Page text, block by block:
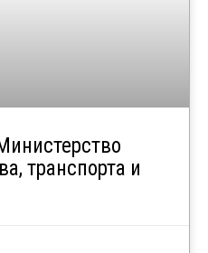
транспорта и